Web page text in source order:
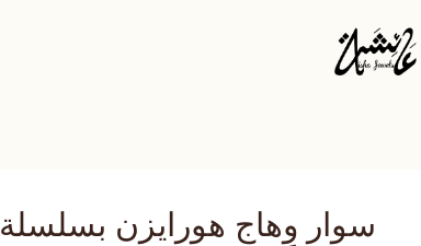
سوار وِهاج هورايزن بسلسلة